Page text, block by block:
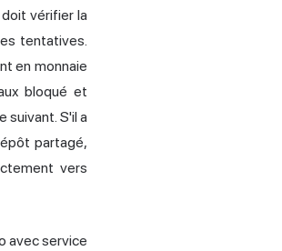
vérifier la
tentatives.
en monnaie
bloqué et
suivant. S'il a
partagé,
vers
avec service